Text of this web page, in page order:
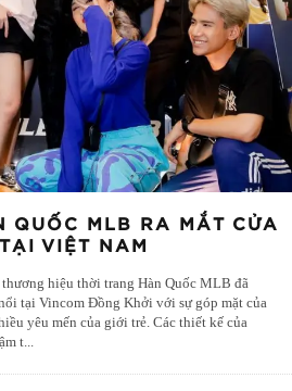
QUỐC MLB RA MẮT CỬA
VIỆT NAM
hiệu thời trang Hàn Quốc MLB đã
tại Vincom Đồng Khởi với sự góp mặt của
yêu mến của giới trẻ. Các thiết kế của
t...